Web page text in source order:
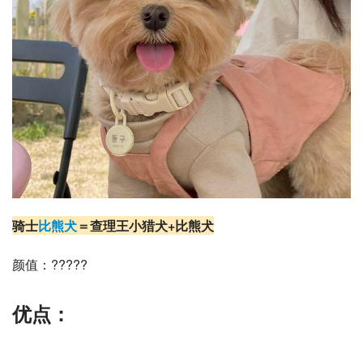
骑士比熊犬＝查理王小猎犬+比熊犬
颜值：?????
优点：